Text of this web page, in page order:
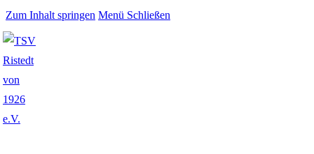
Zum Inhalt springen Menü Schließen